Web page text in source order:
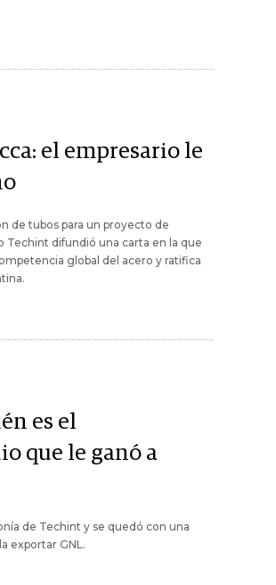
el empresario le
de tubos para un proyecto de
Techint difundió una carta en la que
global del acero y ratifica
es el
que le ganó a
de Techint y se quedó con una
exportar GNL.